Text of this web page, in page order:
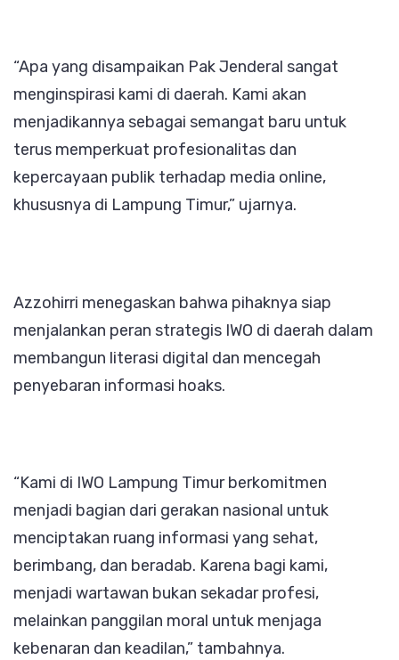
“Apa yang disampaikan Pak Jenderal sangat
menginspirasi kami di daerah. Kami akan
menjadikannya sebagai semangat baru untuk
terus memperkuat profesionalitas dan
kepercayaan publik terhadap media online,
khususnya di Lampung Timur,” ujarnya.
Azzohirri menegaskan bahwa pihaknya siap
menjalankan peran strategis IWO di daerah dalam
membangun literasi digital dan mencegah
penyebaran informasi hoaks.
“Kami di IWO Lampung Timur berkomitmen
menjadi bagian dari gerakan nasional untuk
menciptakan ruang informasi yang sehat,
berimbang, dan beradab. Karena bagi kami,
menjadi wartawan bukan sekadar profesi,
melainkan panggilan moral untuk menjaga
kebenaran dan keadilan,” tambahnya.